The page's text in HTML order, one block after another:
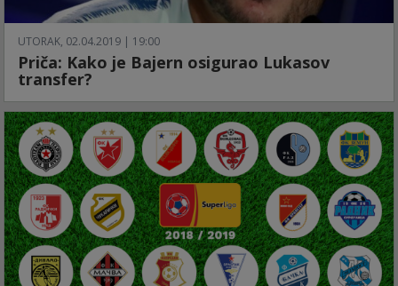
UTORAK, 02.04.2019 | 19:00
Priča: Kako je Bajern osigurao Lukasov
transfer?